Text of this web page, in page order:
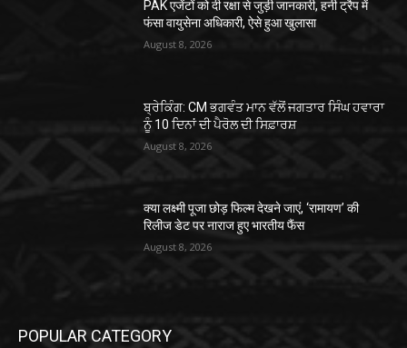
PAK एजेंटों को दी रक्षा से जुड़ी जानकारी, हनी ट्रैप में
फंसा वायुसेना अधिकारी, ऐसे हुआ खुलासा
August 8, 2026
ਬ੍ਰੇਕਿੰਗ: CM ਭਗਵੰਤ ਮਾਨ ਵੱਲੋਂ ਜਗਤਾਰ ਸਿੰਘ ਹਵਾਰਾ
ਨੂੰ 10 ਦਿਨਾਂ ਦੀ ਪੈਰੋਲ ਦੀ ਸਿਫ਼ਾਰਸ਼
August 8, 2026
क्या लक्ष्मी पूजा छोड़ फिल्म देखने जाएं, ‘रामायण’ की
रिलीज डेट पर नाराज हुए भारतीय फैंस
August 8, 2026
POPULAR CATEGORY